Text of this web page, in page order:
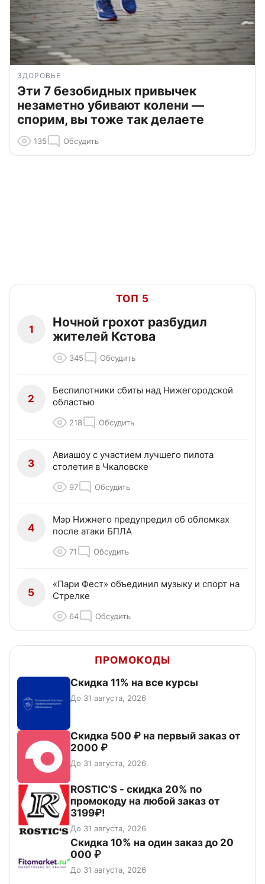
ЗДОРОВЬЕ
Эти 7 безобидных привычек
незаметно убивают колени —
спорим, вы тоже так делаете
135 Обсудить
ТОП 5
1
Ночной грохот разбудил
жителей Кстова
345 Обсудить
2
Беспилотники сбиты над Нижегородской
областью
218 Обсудить
3
Авиашоу с участием лучшего пилота
столетия в Чкаловске
97 Обсудить
4
Мэр Нижнего предупредил об обломках
после атаки БПЛА
71 Обсудить
5
«Пари Фест» объединил музыку и спорт на
Стрелке
64 Обсудить
ПРОМОКОДЫ
Скидка 11% на все курсы
До 31 августа, 2026
Скидка 500 ₽ на первый заказ от
2000 ₽
До 31 августа, 2026
ROSTIC'S - скидка 20% по
промокоду на любой заказ от
3199₽!
До 31 августа, 2026
Скидка 10% на один заказ до 20
000 ₽
До 31 августа, 2026